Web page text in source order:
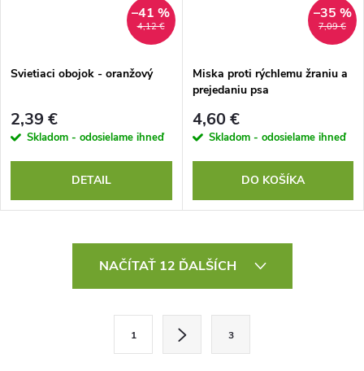
4,12 €
–41 %
Svietiaci obojok - oranžový
2,39 €
Skladom - odosielame ihneď
DETAIL
7,09 €
–35 %
Miska proti rýchlemu žraniu a
prejedaniu psa
4,60 €
Skladom - odosielame ihneď
DO KOŠÍKA
NAČÍTAŤ 12 ĎALŠÍCH
1 3